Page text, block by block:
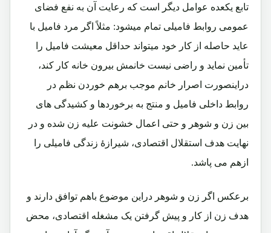
تابع یکعده عوامل دیگر است که رعایت آن به نفع فضای
عمومی روابط فامیلی تمام میشود: مثلاً اگر مرد فامیل با
عاید حاصله از کار خود میتواند حداقل معیشت فامیل را
تأمین نماید و راضی نیست خانمش بیرون خانه کار کند،
دراینصورت اصرار خانم موجب برهم خوردن نظم در
روابط داخلی فامیل و منتج به برخوردها و کشیدگی های
بین زن و شوهر و حتی اعمال خشونت علیه زن شده و در
نهایت هدف استقلال اقتصادی، شیرازۀ زندگی فامیلی را
ازهم می پاشد.
برعکس اگر زن و شوهر دراین موضوع باهم توافق دارند و
هدف زن از کار و پیش گرفتن یک مشغله اقتصادی، محض